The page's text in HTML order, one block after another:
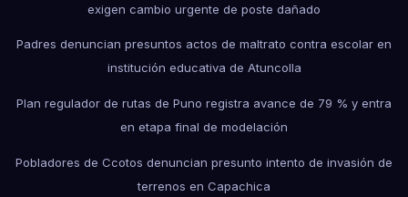
exigen cambio urgente de poste dañado
Padres denuncian presuntos actos de maltrato contra escolar en
institución educativa de Atuncolla
Plan regulador de rutas de Puno registra avance de 79 % y entra
en etapa final de modelación
Pobladores de Ccotos denuncian presunto intento de invasión de
terrenos en Capachica